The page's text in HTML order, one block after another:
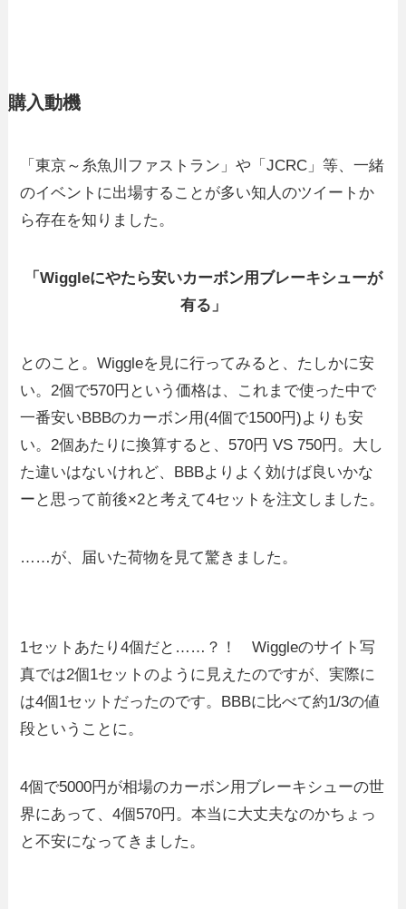
購入動機
「東京～糸魚川ファストラン」や「JCRC」等、一緒
のイベントに出場することが多い知人のツイートか
ら存在を知りました。
「Wiggleにやたら安いカーボン用ブレーキシューが
有る」
とのこと。Wiggleを見に行ってみると、たしかに安
い。2個で570円という価格は、これまで使った中で
一番安いBBBのカーボン用(4個で1500円)よりも安
い。2個あたりに換算すると、570円 VS 750円。大し
た違いはないけれど、BBBよりよく効けば良いかな
ーと思って前後×2と考えて4セットを注文しました。
……が、届いた荷物を見て驚きました。
1セットあたり4個だと……？！ Wiggleのサイト写
真では2個1セットのように見えたのですが、実際に
は4個1セットだったのです。BBBに比べて約1/3の値
段ということに。
4個で5000円が相場のカーボン用ブレーキシューの世
界にあって、4個570円。本当に大丈夫なのかちょっ
と不安になってきました。